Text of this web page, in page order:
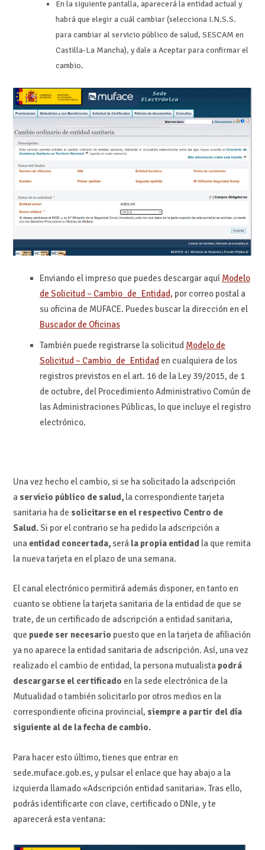
En la siguiente pantalla, aparecerá la entidad actual y
habrá que elegir a cuál cambiar (selecciona I.N.S.S.
para cambiar al servicio público de salud, SESCAM en
Castilla-La Mancha), y dale a Aceptar para confirmar el
cambio.
Enviando el impreso que puedes descargar aquí Modelo
de Solicitud – Cambio_de_Entidad, por correo postal a
su oficina de MUFACE. Puedes buscar la dirección en el
Buscador de Oficinas
También puede registrarse la solicitud Modelo de
Solicitud – Cambio_de_Entidaden cualquiera de los
registros previstos en el art. 16 de la Ley 39/2015, de 1
de octubre, del Procedimiento Administrativo Común de
las Administraciones Públicas, lo que incluye el registro
electrónico.
Una vez hecho el cambio, si se ha solicitado la adscripción
aservicio público de salud,la correspondiente tarjeta
sanitaria ha de solicitarse en el respectivo Centro de
Salud.Si por el contrario se ha pedido la adscripción a
una entidad concertada,será la propia entidadla que remita
la nueva tarjeta en el plazo de una semana.
El canal electrónico permitirá además disponer, en tanto en
cuanto se obtiene la tarjeta sanitaria de la entidad de que se
trate, de un certificado de adscripción a entidad sanitaria,
que puede ser necesario puesto que en la tarjeta de afiliación
ya no aparece la entidad sanitaria de adscripción. Así, una vez
realizado el cambio de entidad, la persona mutualista podrá
descargarse el certificado en la sede electrónica de la
Mutualidad o también solicitarlo por otros medios en la
correspondiente oficina provincial, siempre a partir del día
siguiente al de la fecha de cambio.
Para hacer esto último, tienes que entrar en
sede.muface.gob.es, y pulsar el enlace que hay abajo a la
izquierda llamado «Adscripción entidad sanitaria». Tras ello,
podrás identificarte con clave, certificado o DNIe, y te
aparecerá esta ventana: